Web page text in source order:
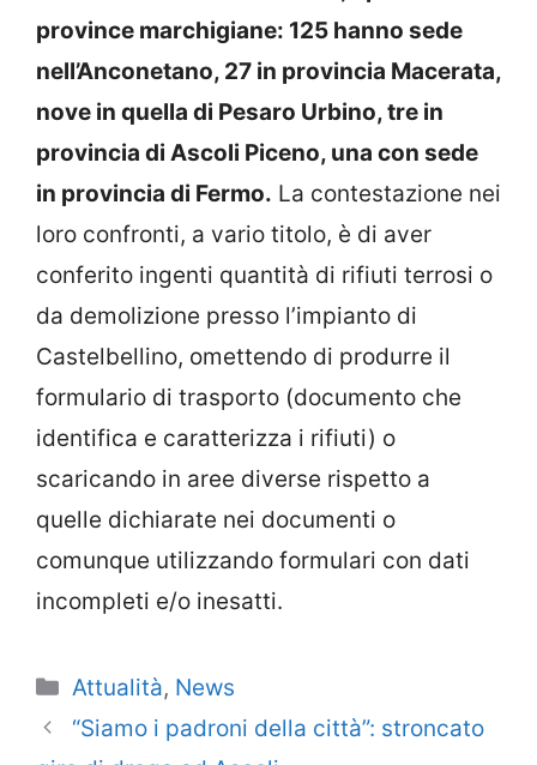
province marchigiane: 125 hanno sede
nell’Anconetano, 27 in provincia Macerata,
nove in quella di Pesaro Urbino, tre in
provincia di Ascoli Piceno, una con sede
in provincia di Fermo. La contestazione nei
loro confronti, a vario titolo, è di aver
conferito ingenti quantità di rifiuti terrosi o
da demolizione presso l’impianto di
Castelbellino, omettendo di produrre il
formulario di trasporto (documento che
identifica e caratterizza i rifiuti) o
scaricando in aree diverse rispetto a
quelle dichiarate nei documenti o
comunque utilizzando formulari con dati
incompleti e/o inesatti.
Categorie
Attualità, News
“Siamo i padroni della città”: stroncato